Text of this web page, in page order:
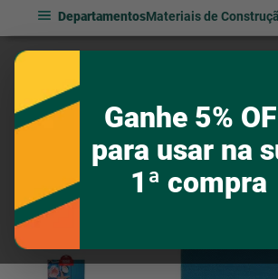
DepartamentosMateriais de
Ganhe 5%
para usar na
1ª compra
Cama, mesa e banho